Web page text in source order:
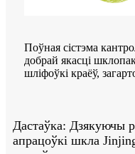
Поўная сістэма
добрай якасці
шліфоўкі краёў,
Дастаўка: Дзякуючы
апрацоўкі шкла